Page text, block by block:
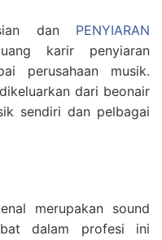
dan PENYIARAN
karir penyiaran
perusahaan musik.
dari beonair
sendiri dan pelbagai
merupakan sound
dalam profesi ini